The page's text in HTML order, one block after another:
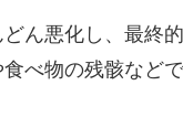
ん悪化し、最終
べ物の残骸など